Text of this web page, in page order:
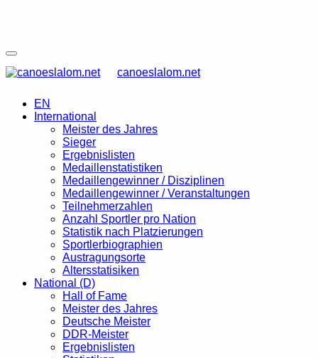
canoeslalom.net
EN
International
Meister des Jahres
Sieger
Ergebnislisten
Medaillenstatistiken
Medaillengewinner / Disziplinen
Medaillengewinner / Veranstaltungen
Teilnehmerzahlen
Anzahl Sportler pro Nation
Statistik nach Platzierungen
Sportlerbiographien
Austragungsorte
Altersstatisiken
National (D)
Hall of Fame
Meister des Jahres
Deutsche Meister
DDR-Meister
Ergebnislisten